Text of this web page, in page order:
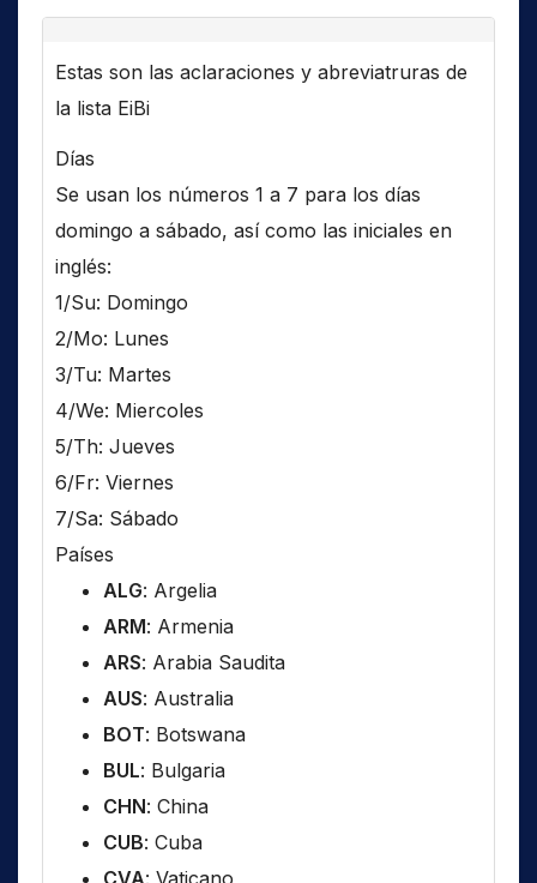
Estas son las aclaraciones y abreviatruras de
la lista EiBi
Días
Se usan los números 1 a 7 para los días
domingo a sábado, así como las iniciales en
inglés:
1/Su: Domingo
2/Mo: Lunes
3/Tu: Martes
4/We: Miercoles
5/Th: Jueves
6/Fr: Viernes
7/Sa: Sábado
Países
ALG: Argelia
ARM: Armenia
ARS: Arabia Saudita
AUS: Australia
BOT: Botswana
BUL: Bulgaria
CHN: China
CUB: Cuba